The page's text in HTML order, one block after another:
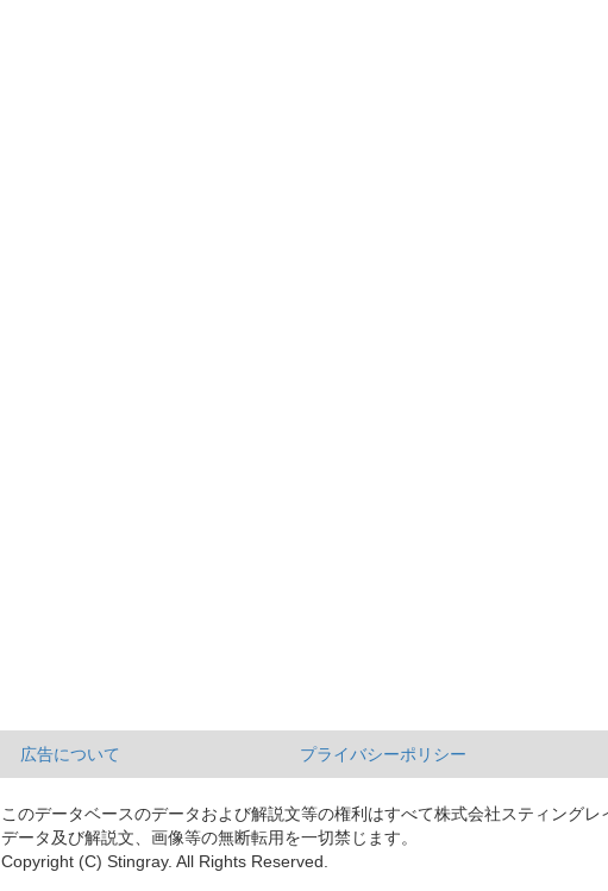
広告について プライバシーポリシー
このデータベースのデータおよび解説文等の権利はすべて株式会社スティングレ
データ及び解説文、画像等の無断転用を一切禁じます。
Copyright (C) Stingray. All Rights Reserved.